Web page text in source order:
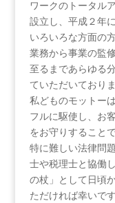
ワークのトータル
設立し、平成２年
いろいろな方面の
業務から事業の監
至るまであらゆる
ていただいておりま
私どものモットー
フルに駆使し、お
をお守りすることで
特に難しい法律問
士や税理士と協働
の杖」として日頃
ただければ幸いです